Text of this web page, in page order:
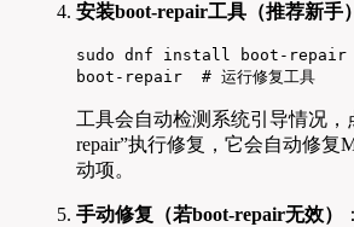
安装boot-repair工具（推荐新手）
sudo dnf install boot-repair -
boot-repair  # 运行修复工具
工具会自动检测系统引导情况，
repair”执行修复，它会自动修复
动项。
手动修复（若boot-repair无效） ：